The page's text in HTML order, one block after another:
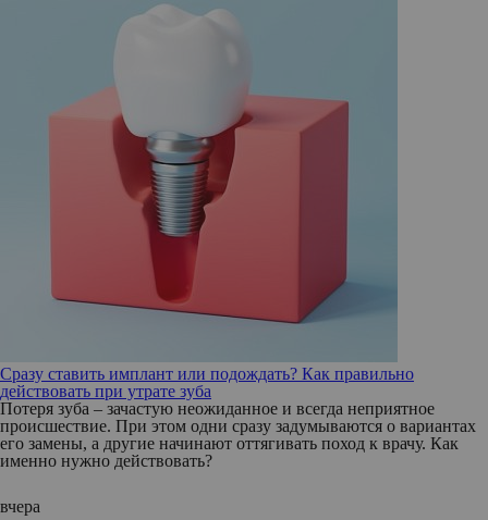
Сразу ставить имплант или подождать? Как правильно
действовать при утрате зуба
Потеря зуба – зачастую неожиданное и всегда неприятное
происшествие. При этом одни сразу задумываются о вариантах
его замены, а другие начинают оттягивать поход к врачу. Как
именно нужно действовать?
вчера